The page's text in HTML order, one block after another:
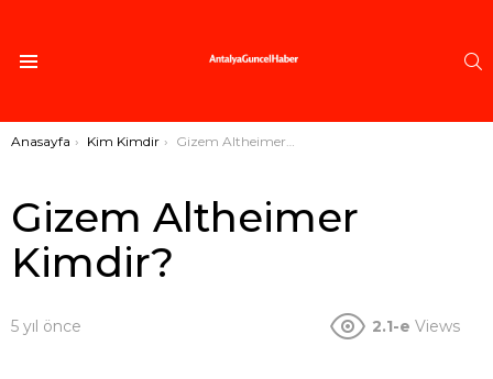
Buradasınız:
Anasayfa Kim Kimdir Gizem Altheimer Kimdir?
Gizem Altheimer
Kimdir?
5 yıl önce 2.1-e Views